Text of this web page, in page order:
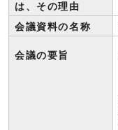
は、その理由
会議資料の名称
会議の要旨